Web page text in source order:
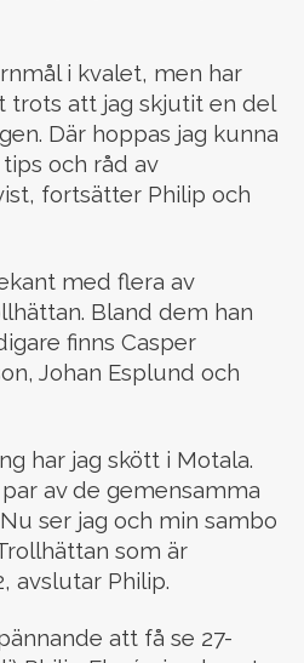
i kvalet, men har
att jag skjutit en del
Där hoppas jag kunna
och råd av
fortsätter Philip och
med flera av
Bland dem han
finns Casper
Johan Esplund och
har jag skött i Motala.
av de gemensamma
ser jag och min sambo
som är
avslutar Philip.
att få se 27-